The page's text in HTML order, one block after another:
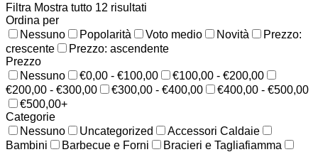
Filtra Mostra tutto 12 risultati
Ordina per
Nessuno
Popolarità Voto medio Novità
Prezzo:
crescente
Prezzo: ascendente
Prezzo
Nessuno
€0,00 - €100,00
€100,00 - €200,00
€200,00 - €300,00
€300,00 - €400,00
€400,00 - €500,00
€500,00+
Categorie
Nessuno
Uncategorized
Accessori Caldaie
Bambini
Barbecue e Forni
Bracieri e Tagliafiamma